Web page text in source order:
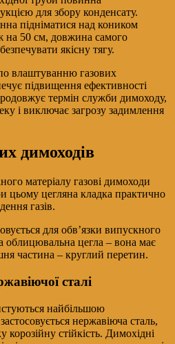
для збору конденсату.
підніматися над коником
на 50 см, довжина самого
якісну тягу.
влаштуванню газових
підвищення ефективності
термін служби димоходу,
і виключає загрозу задимлення
димоходів
матеріалу газові димоходи
цьому цегляна кладка практично
газів.
для обв’язки випускного
облицювальна цегла – вона має
частина – круглий перетин.
сталі
найбільшою
нержавіюча сталь,
корозійну стійкість. Димохідні